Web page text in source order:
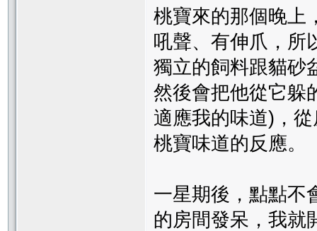
桃寶來的那個晚上
吼聲、有伸爪，所
獨立的飼料跟貓砂
然後會把他從它躲
適應我的味道)，
桃寶味道的反應。
一星期後，點點不
的房間發呆，我就